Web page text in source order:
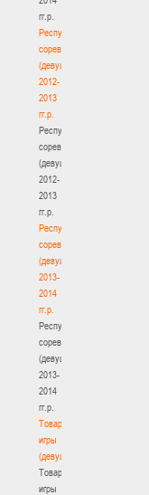
гг.р.
Республиканские
соревнования
(девушки)
2012-
2013
гг.р.
Республиканские
соревнования
(девушки)
2012-
2013
гг.р.
Республиканские
соревнования
(девушки)
2013-
2014
гг.р.
Республиканские
соревнования
(девушки)
2013-
2014
гг.р.
Товарищеские
игры
(девушки)
Товарищеские
игры